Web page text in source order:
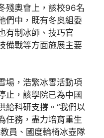
殘奧會上，該校96名
們中，既有冬奧組委
有制冰師、技巧官
備戰等方面施展主要
場，浩繁冰雪活動項
止，該學院已為中國
給科研支撐。“我們以
任務，盡力培育重生
員、國度輪椅冰壺隊